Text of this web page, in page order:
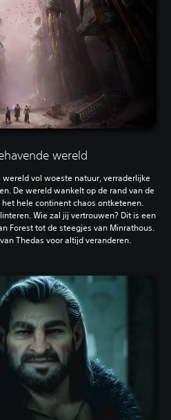
wereld
vol woeste natuur, verraderlijke
De wereld wankelt op de rand van de
hele continent chaos ontketenen.
Wie zal jij vertrouwen? Dit is een
Forest tot de steegjes van Minrathous.
Thedas voor altijd veranderen.